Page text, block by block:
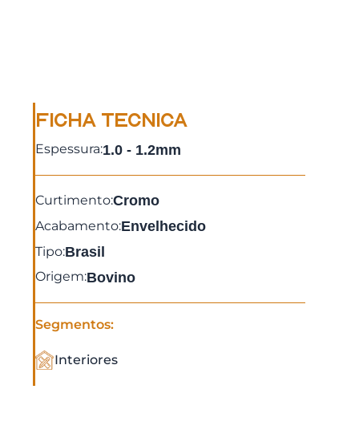
FICHA TECNICA
Espessura:1.0 - 1.2mm
Curtimento:Cromo
Acabamento:Envelhecido
Tipo:Brasil
Origem:Bovino
Segmentos:
Interiores